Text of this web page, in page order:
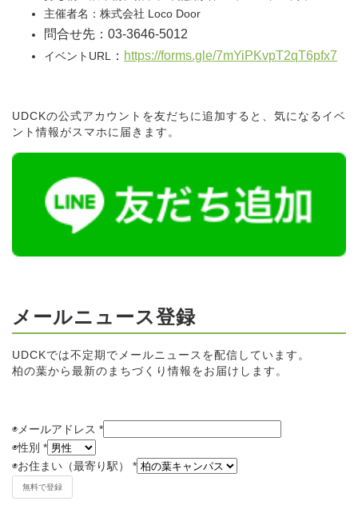
主催者名：株式会社 Loco Door
問合せ先：03-3646-5012
イベントURL ： https://forms.gle/7mYiPKvpT2qT6pfx7
UDCKの公式アカウントを友だちに追加すると、気になるイベ
ント情報がスマホに届きます。
メールニュース登録
UDCKでは不定期でメールニュースを配信しています。
柏の葉から最新のまちづくり情報をお届けします。
◉メールアドレス *
◉性別 *
◉お住まい（最寄り駅） *